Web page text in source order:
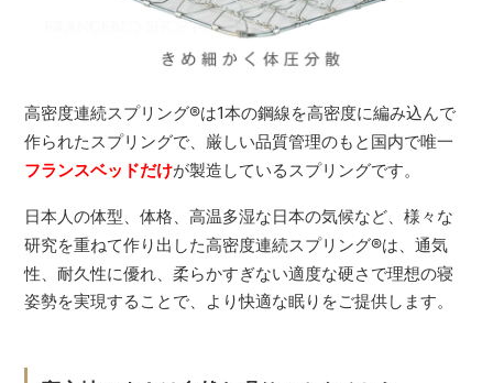
高密度連続スプリング®は1本の鋼線を高密度に編み込んで
作られたスプリングで、厳しい品質管理のもと国内で唯一
フランスベッドだけが製造しているスプリングです。
日本人の体型、体格、高温多湿な日本の気候など、様々な
研究を重ねて作り出した高密度連続スプリング®は、通気
性、耐久性に優れ、柔らかすぎない適度な硬さで理想の寝
姿勢を実現することで、より快適な眠りをご提供します。